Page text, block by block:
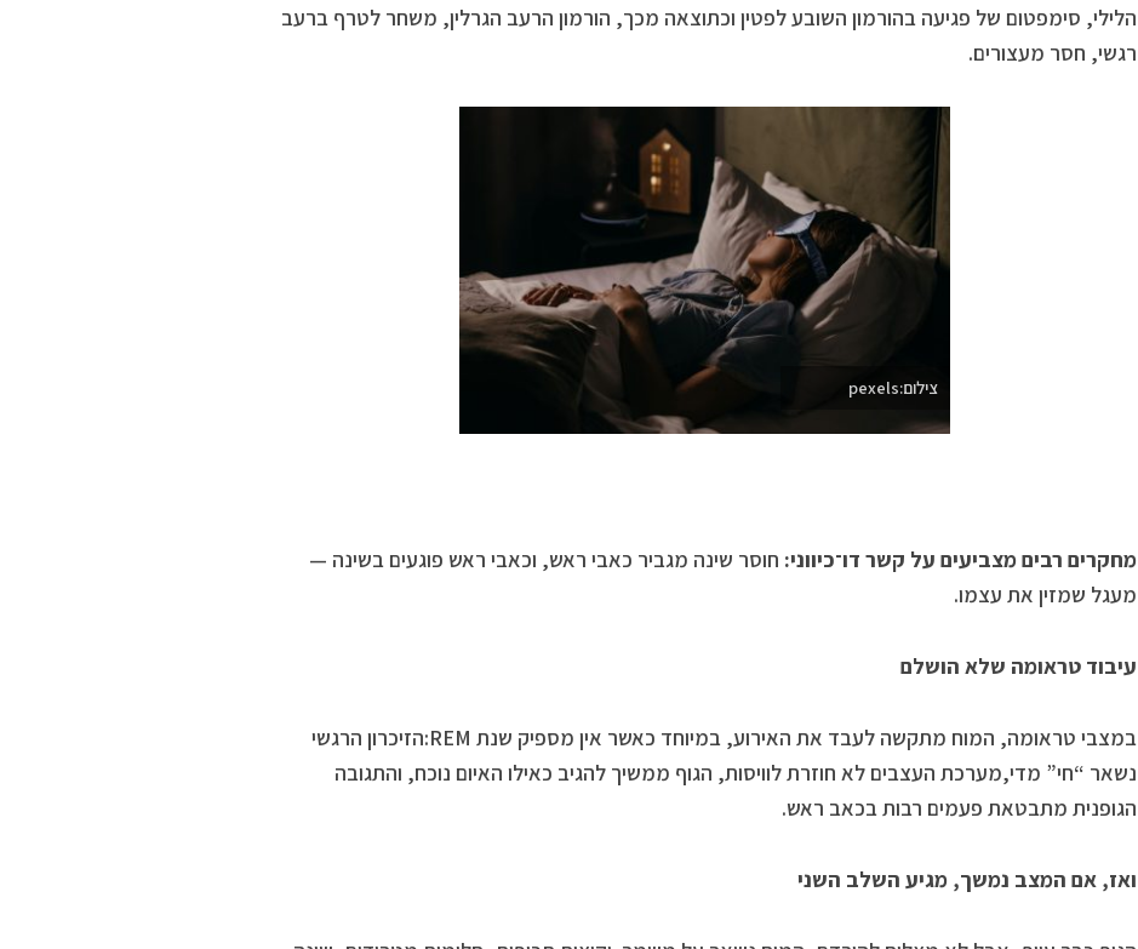
הלילי, סימפטום של פגיעה בהורמון השובע לפטין וכתוצאה מכך, הורמון הרעב הגרלין, משחר לטרף ברעב
רגשי, חסר מעצורים.
צילום:pexels
מחקרים רבים מצביעים על קשר דו־כיווני: חוסר שינה מגביר כאבי ראש, וכאבי ראש פוגעים בשינה —
מעגל שמזין את עצמו.
עיבוד טראומה שלא הושלם
במצבי טראומה, המוח מתקשה לעבד את האירוע, במיוחד כאשר אין מספיק שנת REM:הזיכרון הרגשי
נשאר “חי” מדי,מערכת העצבים לא חוזרת לוויסות, הגוף ממשיך להגיב כאילו האיום נוכח, והתגובה
הגופנית מתבטאת פעמים רבות בכאב ראש.
ואז, אם המצב נמשך, מגיע השלב השני